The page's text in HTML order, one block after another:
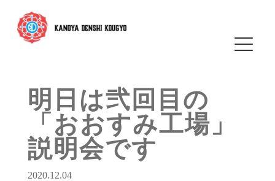
明日は弐回目の
「おおすみ工場」
説明会です
2020.12.04